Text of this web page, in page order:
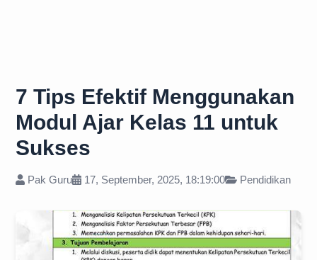
7 Tips Efektif Menggunakan
Modul Ajar Kelas 11 untuk
Sukses
Pak Guru 17, September, 2025, 18:19:00 Pendidikan